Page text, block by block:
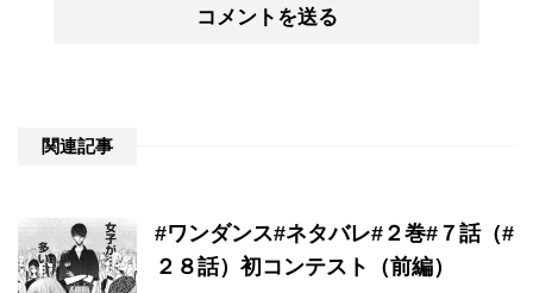
関連記事
#ワンダンス#ネタバレ#２巻#７話（#
２８話）初コンテスト（前編）